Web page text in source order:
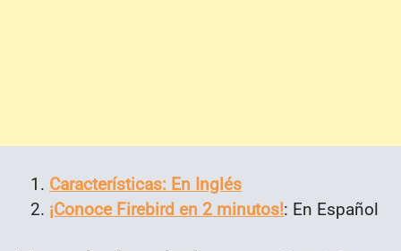
Características: En Inglés
¡Conoce Firebird en 2 minutos!: En Español